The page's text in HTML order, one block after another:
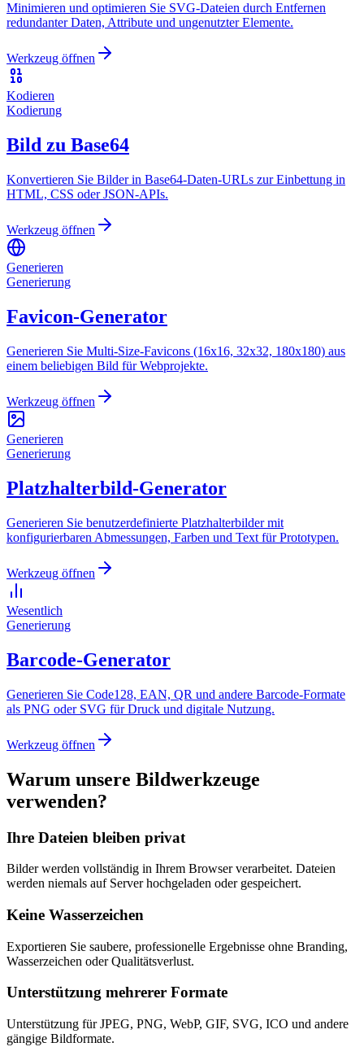
Minimieren und optimieren Sie SVG-Dateien durch Entfernen
redundanter Daten, Attribute und ungenutzter Elemente.
Werkzeug öffnen
Kodieren
Kodierung
Bild zu Base64
Konvertieren Sie Bilder in Base64-Daten-URLs zur Einbettung in
HTML, CSS oder JSON-APIs.
Werkzeug öffnen
Generieren
Generierung
Favicon-Generator
Generieren Sie Multi-Size-Favicons (16x16, 32x32, 180x180) aus
einem beliebigen Bild für Webprojekte.
Werkzeug öffnen
Generieren
Generierung
Platzhalterbild-Generator
Generieren Sie benutzerdefinierte Platzhalterbilder mit
konfigurierbaren Abmessungen, Farben und Text für Prototypen.
Werkzeug öffnen
Wesentlich
Generierung
Barcode-Generator
Generieren Sie Code128, EAN, QR und andere Barcode-Formate
als PNG oder SVG für Druck und digitale Nutzung.
Werkzeug öffnen
Warum unsere Bildwerkzeuge
verwenden?
Ihre Dateien bleiben privat
Bilder werden vollständig in Ihrem Browser verarbeitet. Dateien
werden niemals auf Server hochgeladen oder gespeichert.
Keine Wasserzeichen
Exportieren Sie saubere, professionelle Ergebnisse ohne Branding,
Wasserzeichen oder Qualitätsverlust.
Unterstützung mehrerer Formate
Unterstützung für JPEG, PNG, WebP, GIF, SVG, ICO und andere
gängige Bildformate.